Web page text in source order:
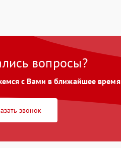
вопросы?
с Вами в ближайшее время
звонок